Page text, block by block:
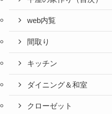
web内覧
間取り
キッチン
ダイニング＆和室
クローゼット